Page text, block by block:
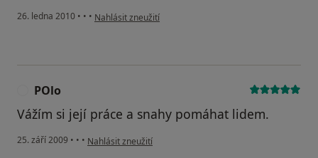
26. ledna 2010 • • • podle názoru uživatele Pacient
Nahlásit zneužití
POlo
Vážím si její práce a snahy pomáhat lidem.
25. září 2009 • • • podle názoru uživatele POlo
Nahlásit zneužití